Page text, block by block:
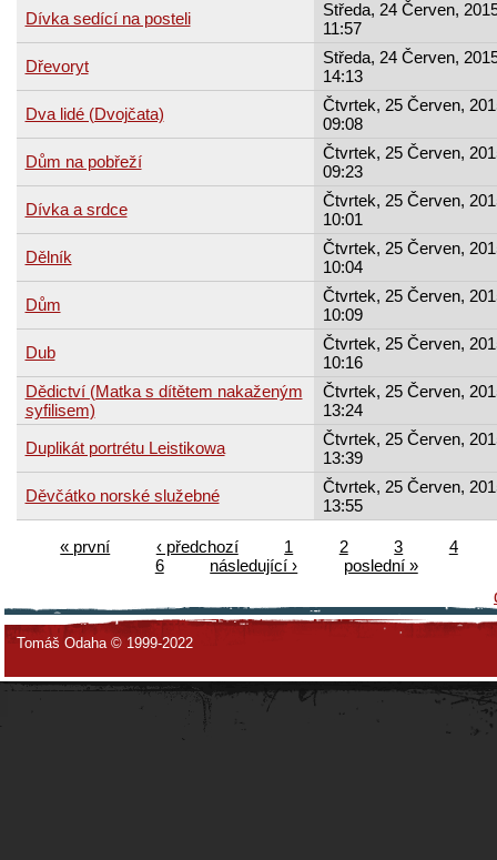
Dívka sedící na posteli
Středa, 24 Červen,
11:57
Dřevoryt
Středa, 24 Červen,
14:13
Dva lidé (Dvojčata)
Čtvrtek, 25 Červen,
09:08
Dům na pobřeží
Čtvrtek, 25 Červen,
09:23
Dívka a srdce
Čtvrtek, 25 Červen,
10:01
Dělník
Čtvrtek, 25 Červen,
10:04
Dům
Čtvrtek, 25 Červen,
10:09
Dub
Čtvrtek, 25 Červen,
10:16
Dědictví (Matka s dítětem nakaženým
syfilisem)
Čtvrtek, 25 Červen,
13:24
Duplikát portrétu Leistikowa
Čtvrtek, 25 Červen,
13:39
Děvčátko norské služebné
Čtvrtek, 25 Červen,
13:55
« první ‹ předchozí 1 2 3
4
6
následující ›
poslední »
Tomáš Odaha © 1999-2022